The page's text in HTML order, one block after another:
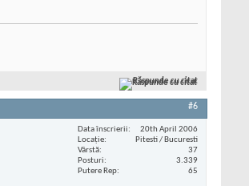
Răspunde cu citat
#6
Data înscrierii
20th April 2006
Locaţie
Pitesti / Bucuresti
Vârstă
37
Posturi
3.339
Putere Rep
65